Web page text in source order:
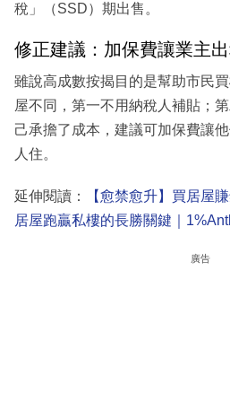
稅」（SSD）期出售。
修正建議：加保費讓業主出
雖說高成數按揭目的是幫助市民
屋不同，第一不用納稅人補貼；
己承擔了成本，建議可加保費讓
人住。
延伸閱讀：
【愈禁愈升】買居屋
居屋跑贏私樓的長勝關鍵｜
廣告